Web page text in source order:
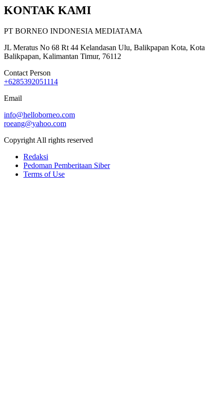
KONTAK KAMI
PT BORNEO INDONESIA MEDIATAMA
JL Meratus No 68 Rt 44 Kelandasan Ulu, Balikpapan Kota, Kota
Balikpapan, Kalimantan Timur, 76112
Contact Person
+6285392051114
Email
info@helloborneo.com
roeang@yahoo.com
Copyright All rights reserved
Redaksi
Pedoman Pemberitaan Siber
Terms of Use